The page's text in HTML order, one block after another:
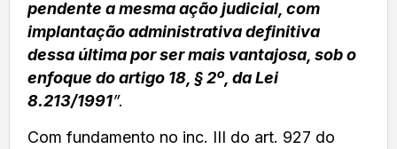
pendente a mesma ação judicial, com
implantação administrativa definitiva
dessa última por ser mais vantajosa, sob o
enfoque do artigo 18, § 2º, da Lei
8.213/1991”.
Com fundamento no inc. III do art. 927 do